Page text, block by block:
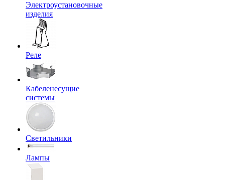
Электроустановочные
изделия
Реле
Кабеленесущие
системы
Светильники
Лампы